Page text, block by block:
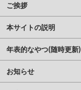
ご挨拶
本サイトの説明
年表的なやつ(随時更新)
お知らせ